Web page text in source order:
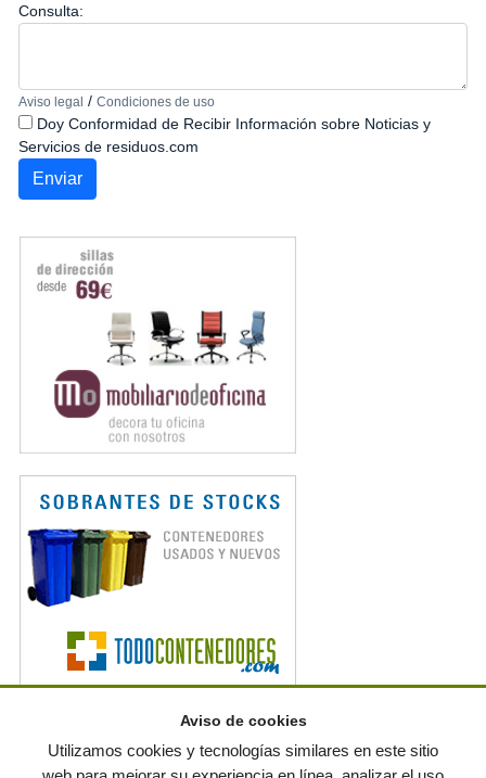
Consulta:
Aviso legal / Condiciones de uso
Doy Conformidad de Recibir Información sobre Noticias y
Servicios de residuos.com
Aviso de cookies
Utilizamos cookies y tecnologías similares en este sitio